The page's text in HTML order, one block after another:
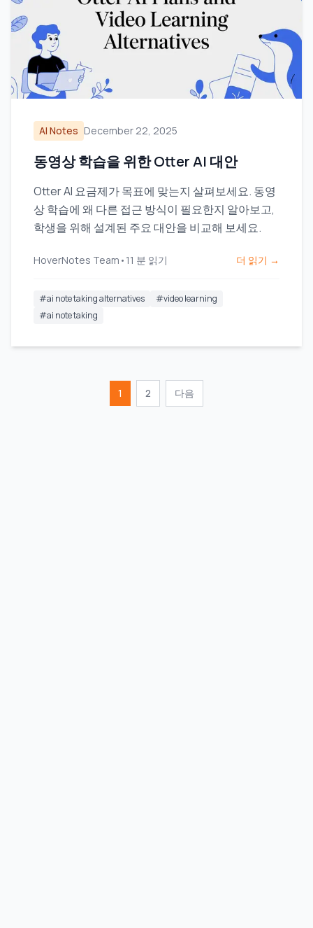
AI Notes December 22, 2025
동영상 학습을 위한 Otter AI 대안
Otter AI 요금제가 목표에 맞는지 살펴보세요. 동영
상 학습에 왜 다른 접근 방식이 필요한지 알아보고,
학생을 위해 설계된 주요 대안을 비교해 보세요.
HoverNotes Team • 11 분 읽기 더 읽기 →
#ai note taking alternatives #video learning
#ai note taking
1 2 다음